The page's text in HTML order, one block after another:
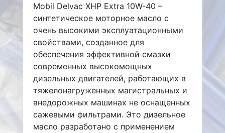
Mobil Delvac XHP Extra 10W-40 –
синтетическое моторное масло с
очень высокими эксплуатационными
свойствами, созданное для
обеспечения эффективной смазки
современных высокомощных
дизельных двигателей, работающих в
тяжелонагруженных магистральных и
внедорожных машинах не оснащенных
сажевыми фильтрами. Это дизельное
масло разработано с применением